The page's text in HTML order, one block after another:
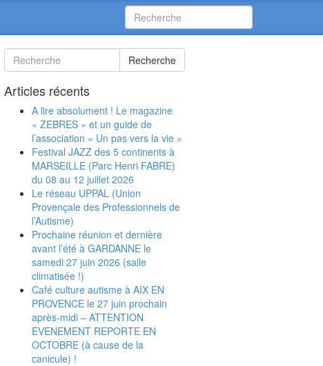
Recherche
Articles récents
A lire absolument ! Le magazine
« ZEBRES » et un guide de
l’association « Un pas vers la vie »
Festival JAZZ des 5 continents à
MARSEILLE (Parc Henri FABRE)
du 08 au 12 juillet 2026
Le réseau UPPAL (Union
Provençale des Professionnels de
l’Autisme)
Prochaine réunion et dernière
avant l’été à GARDANNE le
samedi 27 juin 2026 (salle
climatisée !)
Café culture autisme à AIX EN
PROVENCE le 27 juin prochain
après-midi – ATTENTION
EVENEMENT REPORTE EN
OCTOBRE (à cause de la
canicule) !